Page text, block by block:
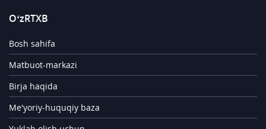
O‘zRTXB
Bosh sahifa
Matbuot-markazi
Birja haqida
Me'yoriy-huquqiy baza